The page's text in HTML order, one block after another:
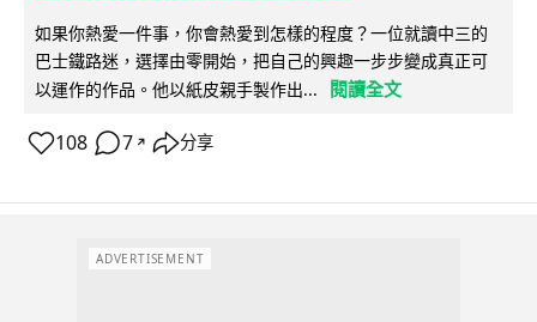
如果你熱愛一件事，你會熱愛到怎樣的程度？一位就讀中三的
巴士鐵路迷，選擇由零開始，把自己的興趣一步步變成真正可
以運作的作品。他以紙皮親手製作出...
閱讀全文
108 7 ↗ 分享
ADVERTISEMENT